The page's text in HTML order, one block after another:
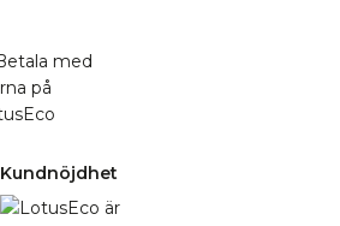
Kundnöjdhet